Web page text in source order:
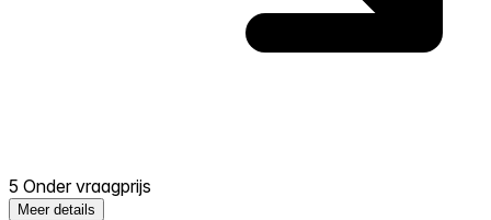
5 Onder vraagprijs
Meer details